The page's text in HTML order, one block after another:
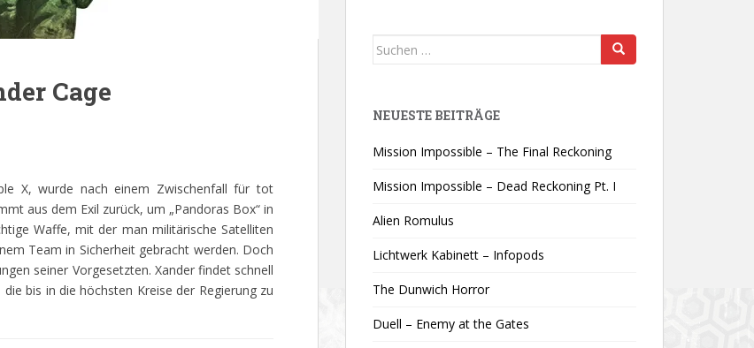
Cage
X, wurde nach einem Zwischenfall für tot
aus dem Exil zurück, um „Pandoras Box“ in
Waffe, mit der man militärische Satelliten
Team in Sicherheit gebracht werden. Doch
seiner Vorgesetzten. Xander findet schnell
bis in die höchsten Kreise der Regierung zu
Suchen
NEUESTE BEITRÄGE
Mission Impossible – The Final Reckoning
Mission Impossible – Dead Reckoning Pt. I
Alien Romulus
Lichtwerk Kabinett – Infopods
The Dunwich Horror
Duell – Enemy at the Gates